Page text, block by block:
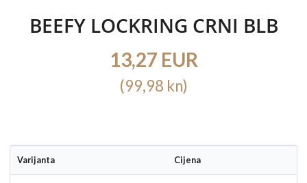
BEEFY LOCKRING CRNI BLB
13,27 EUR
(99,98 kn)
Varijanta Cijena